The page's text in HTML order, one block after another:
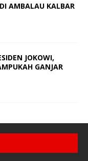
AMBALAU KALBAR
JOKOWI,
GANJAR